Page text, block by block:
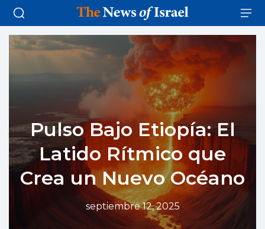
Pulso Bajo Etiopía: El
Latido Rítmico que
Crea un Nuevo Océano
septiembre 12, 2025